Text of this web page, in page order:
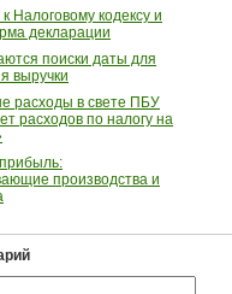
Налоговому кодексу и
декларации
поиски даты для
выручки
расходы в свете ПБУ
расходов по налогу на
производства и